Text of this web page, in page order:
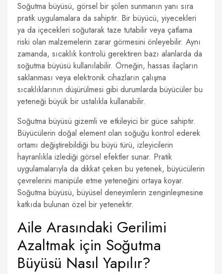
Soğutma büyüsü, görsel bir şölen sunmanın yanı sıra
pratik uygulamalara da sahiptir. Bir büyücü, yiyecekleri
ya da içecekleri soğutarak taze tutabilir veya çatlama
riski olan malzemelerin zarar görmesini önleyebilir. Aynı
zamanda, sıcaklık kontrolü gerektiren bazı alanlarda da
soğutma büyüsü kullanılabilir. Örneğin, hassas ilaçların
saklanması veya elektronik cihazların çalışma
sıcaklıklarının düşürülmesi gibi durumlarda büyücüler bu
yeteneği büyük bir ustalıkla kullanabilir.
Soğutma büyüsü gizemli ve etkileyici bir güce sahiptir.
Büyücülerin doğal element olan soğuğu kontrol ederek
ortamı değiştirebildiği bu büyü türü, izleyicilerin
hayranlıkla izlediği görsel efektler sunar. Pratik
uygulamalarıyla da dikkat çeken bu yetenek, büyücülerin
çevrelerini manipüle etme yeteneğini ortaya koyar.
Soğutma büyüsü, büyüsel deneyimlerin zenginleşmesine
katkıda bulunan özel bir yetenektir.
Aile Arasındaki Gerilimi
Azaltmak için Soğutma
Büyüsü Nasıl Yapılır?